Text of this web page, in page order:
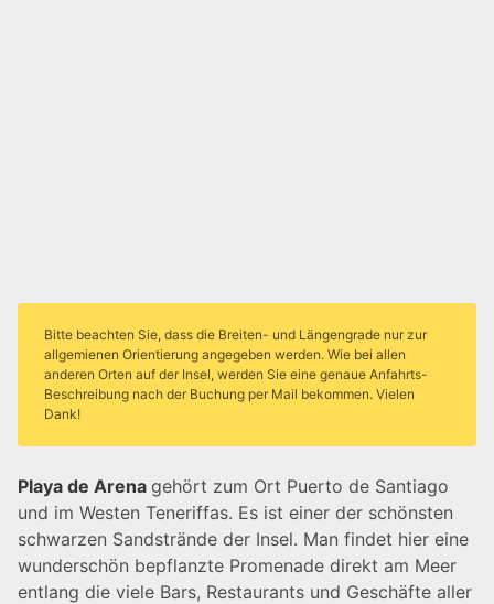
Playa de Arena gehört zum Ort Puerto de Santiago
und im Westen Teneriffas. Es ist einer der schönsten
schwarzen Sandstrände der Insel. Man findet hier eine
wunderschön bepflanzte Promenade direkt am Meer
entlang die viele Bars, Restaurants und Geschäfte aller
Bitte beachten Sie, dass die Breiten- und Längengrade nur zur
allgemienen Orientierung angegeben werden. Wie bei allen
anderen Orten auf der Insel, werden Sie eine genaue Anfahrts-
Beschreibung nach der Buchung per Mail bekommen. Vielen
Dank!